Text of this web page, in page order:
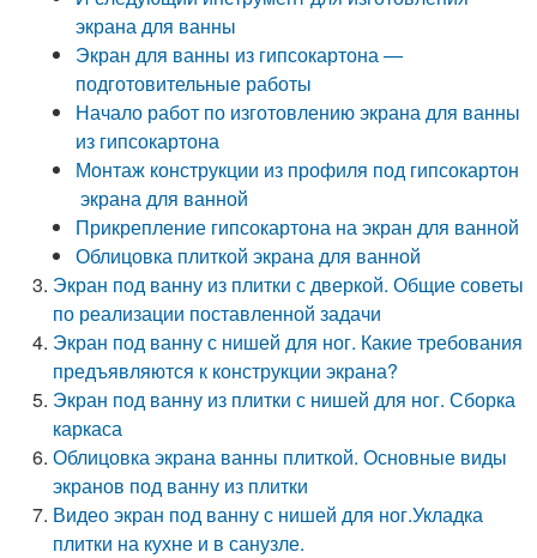
экрана для ванны
Экран для ванны из гипсокартона —
подготовительные работы
Начало работ по изготовлению экрана для ванны
из гипсокартона
Монтаж конструкции из профиля под гипсокартон
экрана для ванной
Прикрепление гипсокартона на экран для ванной
Облицовка плиткой экрана для ванной
Экран под ванну из плитки с дверкой. Общие советы
по реализации поставленной задачи
Экран под ванну с нишей для ног. Какие требования
предъявляются к конструкции экрана?
Экран под ванну из плитки с нишей для ног. Сборка
каркаса
Облицовка экрана ванны плиткой. Основные виды
экранов под ванну из плитки
Видео экран под ванну с нишей для ног.Укладка
плитки на кухне и в санузле.